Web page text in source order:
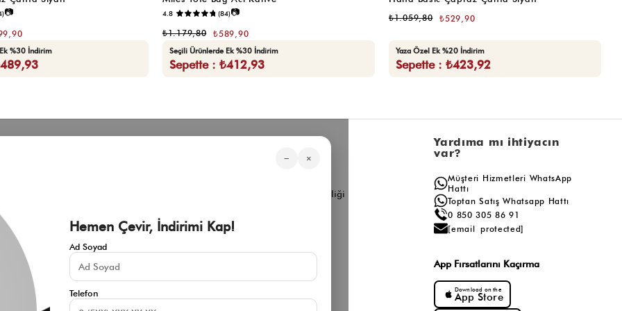
📷
%30 İndirim
4.8 (84)📷
₺589,90
₺1.179,80
Seçili Ürünlerde Ek %30 İndirim
Sepette : ₺412,93
₺529,90
₺1.059,80
Yaza Özel Ek %20 İndirim
Sepette : ₺423,92
Müşteri Hizmetleri
Çerez Politikası
İade ve Değişim Şartları
Mesafeli Satış Sözleşmesi
Gizlilik Politikası
Kurumsal
İnfluencer İş Birliği
Yardıma mı ihtiyacın
var?
Müşteri Hizmetleri WhatsApp
Hattı
Toptan Satış Whatsapp Hattı
0 850 305 86 91
[email protected]
App Fırsatlarını Kaçırma
Download on the
App Store
− ×
Hemen Çevir, İndirimi Kap!
Ad Soyad
Telefon